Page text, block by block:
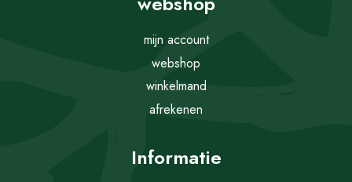
mijn account
webshop
winkelmand
afrekenen
Informatie